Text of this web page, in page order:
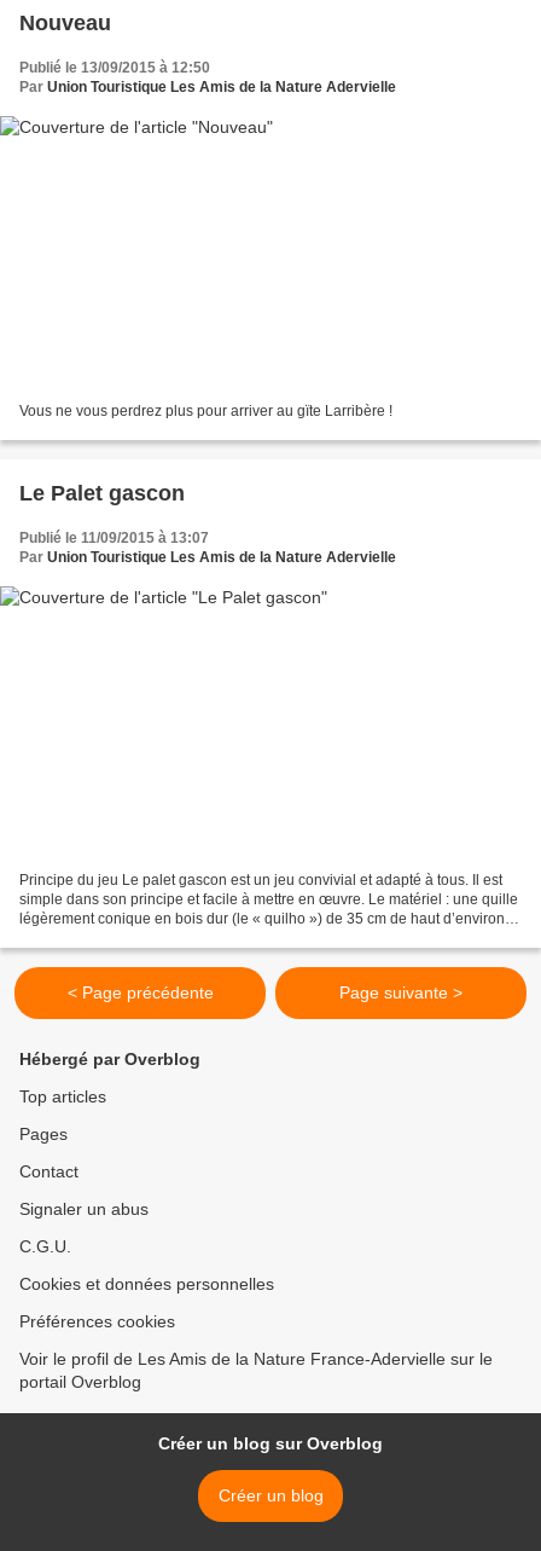
Nouveau
Publié le 13/09/2015 à 12:50
Par Union Touristique Les Amis de la Nature Adervielle
Vous ne vous perdrez plus pour arriver au gïte Larribère !
Le Palet gascon
Publié le 11/09/2015 à 13:07
Par Union Touristique Les Amis de la Nature Adervielle
Principe du jeu Le palet gascon est un jeu convivial et adapté à tous. Il est
simple dans son principe et facile à mettre en œuvre. Le matériel : une quille
légèrement conique en bois dur (le « quilho ») de 35 cm de haut d’environ 5
< Page précédente Page suivante >
Hébergé par Overblog
Top articles
Pages
Contact
Signaler un abus
C.G.U.
Cookies et données personnelles
Préférences cookies
Voir le profil de Les Amis de la Nature France-Adervielle sur le
portail Overblog
Créer un blog sur Overblog
Créer un blog